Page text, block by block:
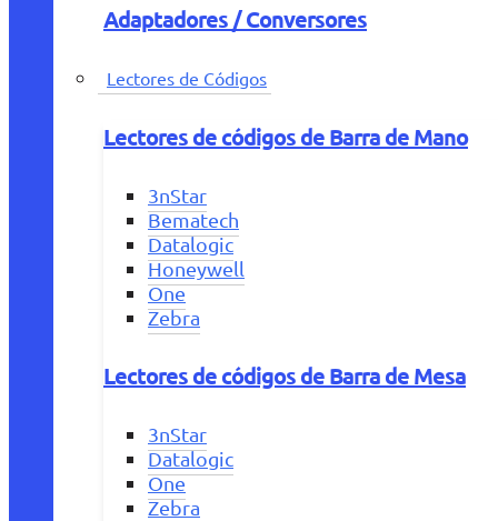
Adaptadores / Conversores
Lectores de Códigos
Lectores de códigos de Barra de Mano
3nStar
Bematech
Datalogic
Honeywell
One
Zebra
Lectores de códigos de Barra de Mesa
3nStar
Datalogic
One
Zebra